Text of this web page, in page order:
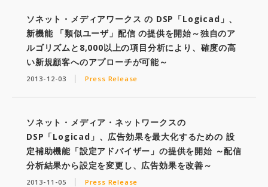
ソネット・メディアワークス の DSP「Logicad」、
新機能 「類似ユーザ」配信 の提供を開始～独自のア
ルゴリズムと8,000以上の項目分析により、確度の高
い新規顧客へのアプローチが可能～
2013-12-03 Press Release
ソネット・メディア・ネットワークスの
DSP「Logicad」、広告効果を最大化するための 設
定補助機能「設定アドバイザー」の提供を開始 ～配信
分析結果から設定を変更し、広告効果を改善～
2013-11-05 Press Release